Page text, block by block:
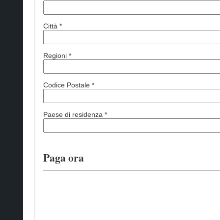
Città *
Regioni *
Codice Postale *
Paese di residenza *
Paga ora